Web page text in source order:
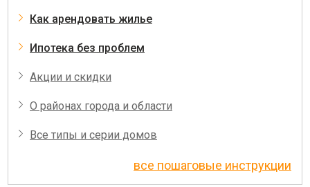
Как арендовать жилье
Ипотека без проблем
Акции и скидки
О районах города и области
Все типы и серии домов
все пошаговые инструкции